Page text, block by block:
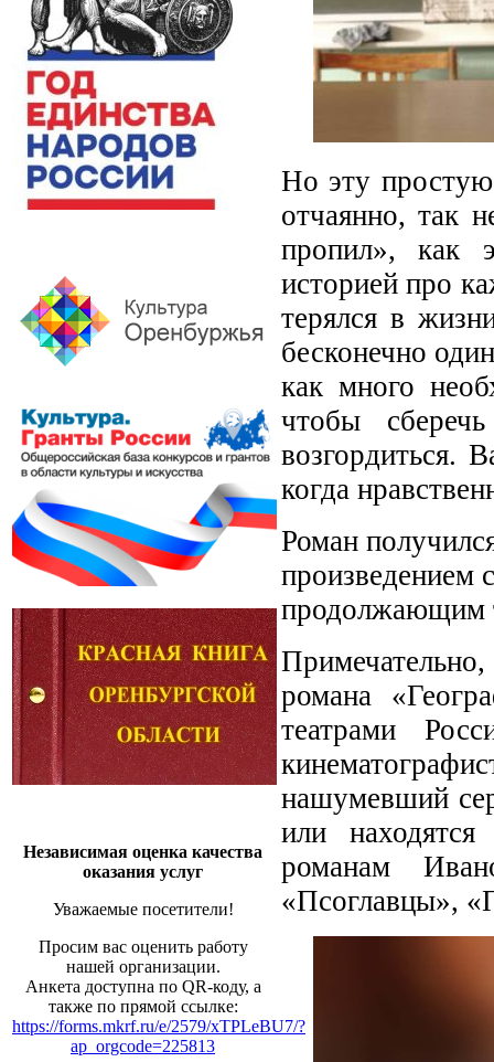
Независимая оценка качества
оказания услуг
Уважаемые посетители!
Просим вас оценить работу
нашей организации.
Анкета доступна по QR-коду, а
также по прямой ссылке:
https://forms.mkrf.ru/e/2579/xTPLeBU7/?
ap_orgcode=225813
Но эту
отчаянно, так
пропил», как
историей про
терялся в
бесконечно
как много
чтобы
возгордиться.
когда
Роман
произведением
продолжающим
романа
театрами
нашумевший
или
романам
«Псоглавцы»,